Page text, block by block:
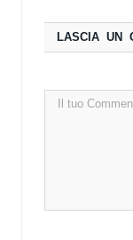
LASCIA UN